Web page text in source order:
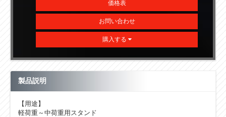
価格表
お問い合わせ
購入する
製品説明
【用途】
軽荷重～中荷重用スタンド